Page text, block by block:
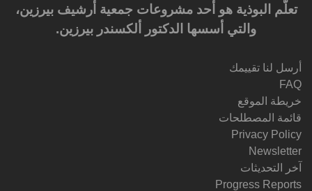
تعلَّم البوذية هو أحد مشروعات جمعية أرشيف بيرزين،
والتي أسسها الدكتور ألكسندر بيرزين.‎‎
أرسل لنا تقييمك
FAQ
خريطة الموقع
قائمة المصطلحات
Privacy Policy
Newsletter
آخر التحديثات
Progress Reports